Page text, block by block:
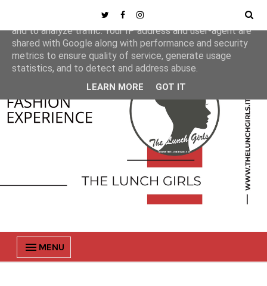
MENU
This site uses cookies from Google to deliver its services
and to analyze traffic. Your IP address and user-agent are
shared with Google along with performance and security
metrics to ensure quality of service, generate usage
statistics, and to detect and address abuse.
LEARN MORE GOT IT